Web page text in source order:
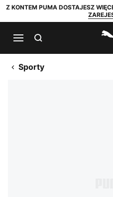
Z KONTEM PUMA DOSTAJESZ
Sporty